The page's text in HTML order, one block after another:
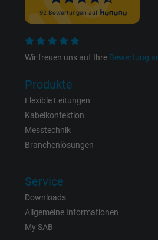
Name m_pixel_ration,
Anbieter Facebook Ireland
Laufzeit
Zweck
Cookie von
Anbieter
Laufzeit 1 Jahr
Wir freuen uns auf Ihre Bewertung
Produkte
Flexible Leitungen
Kabelkonfektion
Messtechnik
Branchenlösungen
Service
Downloads
Allgemeine Informationen
My SAB